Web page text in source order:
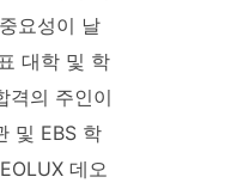
요성이 날
대학 및 학
격의 주인이
및 EBS 학
데오